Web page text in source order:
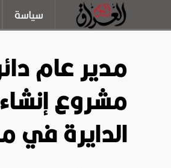
سياسة
مدير عام
مشروع إنشاء
الدايرة في